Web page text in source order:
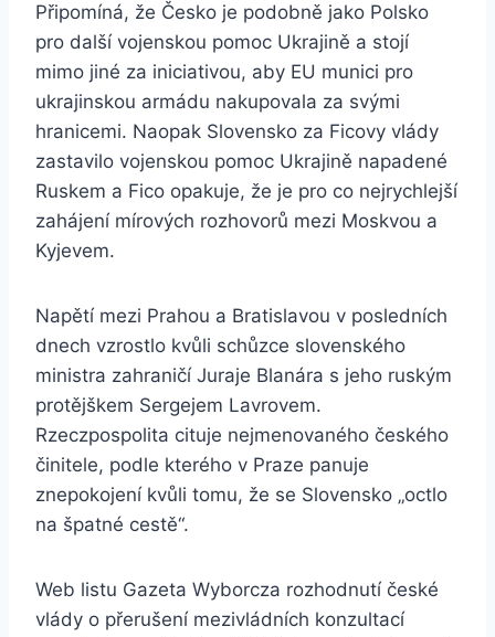
Připomíná, že Česko je podobně jako Polsko
pro další vojenskou pomoc Ukrajině a stojí
mimo jiné za iniciativou, aby EU munici pro
ukrajinskou armádu nakupovala za svými
hranicemi. Naopak Slovensko za Ficovy vlády
zastavilo vojenskou pomoc Ukrajině napadené
Ruskem a Fico opakuje, že je pro co nejrychlejší
zahájení mírových rozhovorů mezi Moskvou a
Kyjevem.
Napětí mezi Prahou a Bratislavou v posledních
dnech vzrostlo kvůli schůzce slovenského
ministra zahraničí Juraje Blanára s jeho ruským
protějškem Sergejem Lavrovem.
Rzeczpospolita cituje nejmenovaného českého
činitele, podle kterého v Praze panuje
znepokojení kvůli tomu, že se Slovensko „octlo
na špatné cestě“.
Web listu Gazeta Wyborcza rozhodnutí české
vlády o přerušení mezivládních konzultací